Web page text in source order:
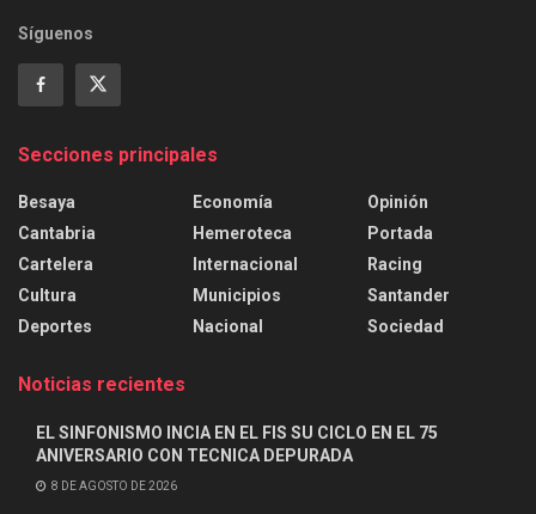
Síguenos
Secciones principales
Besaya
Cantabria
Cartelera
Cultura
Deportes
Economía
Hemeroteca
Internacional
Municipios
Nacional
Opinión
Portada
Racing
Santander
Sociedad
Noticias recientes
EL SINFONISMO INCIA EN EL FIS SU CICLO EN EL 75
ANIVERSARIO CON TECNICA DEPURADA
8 DE AGOSTO DE 2026